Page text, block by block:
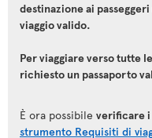
destinazione ai
viaggio valido.
Per viaggiare verso tutte
richiesto un passaporto
È ora possibile verificare
strumento Requisiti di